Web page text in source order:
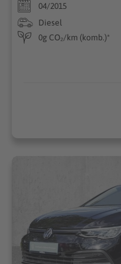
04/2015
Diesel
0g CO₂/km (komb.)*